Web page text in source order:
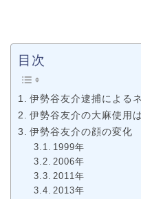
目次
伊勢谷友介逮捕による
伊勢谷友介の大麻使用
伊勢谷友介の顔の変化
1999年
2006年
2011年
2013年